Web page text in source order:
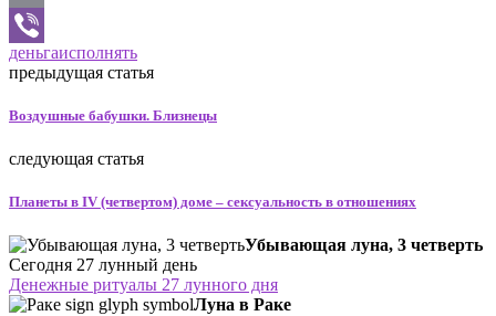
Email
Viber
деньгаисполнять
предыдущая статья
Воздушные бабушки. Близнецы
следующая статья
Планеты в IV (четвертом) доме – сексуальность в отношениях
Убывающая луна, 3 четверть
Сегодня 27 лунный день
Денежные ритуалы 27 лунного дня
Луна в Раке